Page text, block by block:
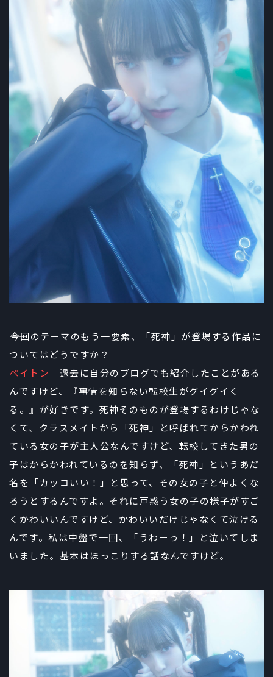
――今回のテーマのもう一要素、「死神」が登場する作品に
ついてはどうですか？
ペイトン 過去に自分のブログでも紹介したことがある
んですけど、『事情を知らない転校生がグイグイく
る。』が好きです。死神そのものが登場するわけじゃな
くて、クラスメイトから「死神」と呼ばれてからかわれ
ている女の子が主人公なんですけど、転校してきた男の
子はからかわれているのを知らず、「死神」というあだ
名を「カッコいい！」と思って、その女の子と仲よくな
ろうとするんですよ。それに戸惑う女の子の様子がすご
くかわいいんですけど、かわいいだけじゃなくて泣ける
んです。私は中盤で一回、「うわーっ！」と泣いてしま
いました。基本はほっこりする話なんですけど。